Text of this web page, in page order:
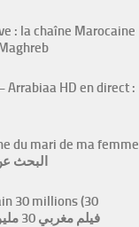
: la chaîne Marocaine
Arrabiaa HD en direct :
du mari de ma femme
البحث
30 millions (30
Melyoun) فيلم مغربي 30 مليون